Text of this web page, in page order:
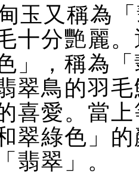
玉又稱為
十分艷麗
」，稱為
翠鳥的羽
喜愛。當
翠綠色」
翡翠」。